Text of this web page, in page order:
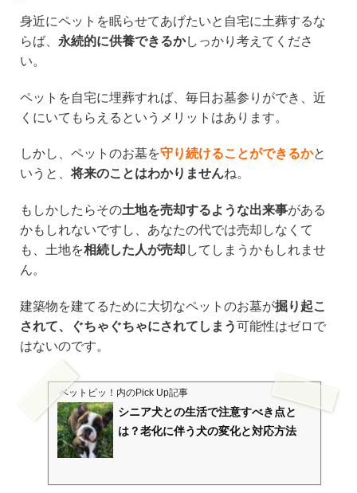
身近にペットを眠らせてあげたいと自宅に土葬するな
らば、 永続的に供養できるかしっかり考えてくださ
い。
ペットを自宅に埋葬すれば、毎日お墓参りができ、近
くにいてもらえるというメリットはあります。
しかし、ペットのお墓を守り続けることができるかと
いうと、将来のことはわかりませんね。
もしかしたらその土地を売却するような出来事がある
かもしれないですし、あなたの代では売却しなくて
も、土地を相続した人が売却してしまうかもしれませ
ん。
建築物を建てるために大切なペットのお墓が掘り起こ
されて、ぐちゃぐちゃにされてしまう可能性はゼロで
はないのです。
ペットピッ！ 内のPick Up記事
シニア犬との生活で注意すべき点と
は？老化に伴う犬の変化と対応方法